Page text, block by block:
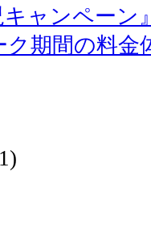
ャンペーン
ク期間の料金